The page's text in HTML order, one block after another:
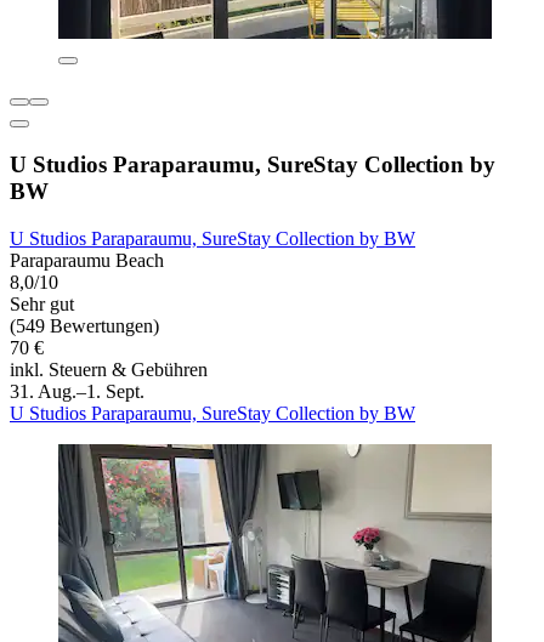
U Studios Paraparaumu, SureStay Collection by
BW
U Studios Paraparaumu, SureStay Collection by BW
Paraparaumu Beach
8,0/10
Sehr gut
(549 Bewertungen)
70 €
inkl. Steuern & Gebühren
31. Aug.–1. Sept.
U Studios Paraparaumu, SureStay Collection by BW